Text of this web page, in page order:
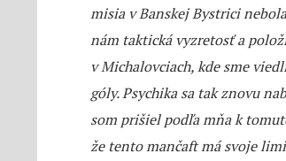
misia v Banskej Bystrici
nám taktická vyzretosť a
v Michalovciach, kde sme
góly. Psychika sa tak znovu
som prišiel podľa mňa k
že tento mančaft má svoje